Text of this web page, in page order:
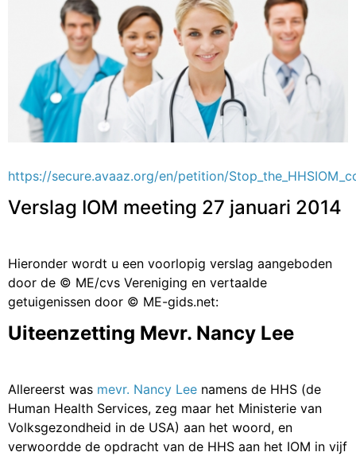
https://secure.avaaz.org/en/petition/
Verslag IOM meeting 27 januari 2014
Hieronder wordt u een voorlopig verslag aangeboden
door de © ME/cvs Vereniging en vertaalde
getuigenissen door © ME-gids.net:
Uiteenzetting Mevr. Nancy Lee
Allereerst was mevr. Nancy Lee namens de HHS (de
Human Health Services, zeg maar het Ministerie van
Volksgezondheid in de USA) aan het woord, en
verwoordde de opdracht van de HHS aan het IOM in vijf